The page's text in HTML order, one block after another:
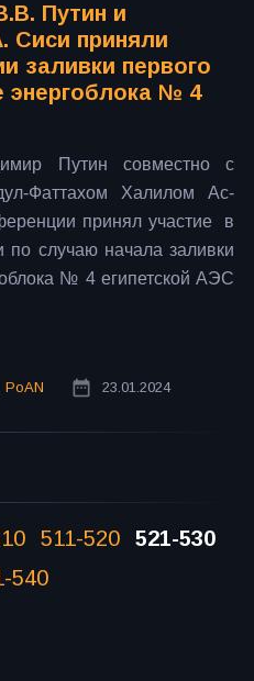
Путин и
Сиси приняли
заливки первого
энергоблока № 4
Путин совместно с
Фаттахом Халилом Ас-
принял участие в
по случаю начала заливки
№ 4 египетской АЭС
PoAN 23.01.2024
511-520
521-530
540